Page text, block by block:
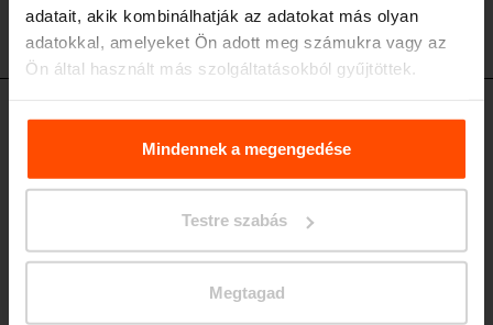
adatait, akik kombinálhatják az adatokat más olyan
adatokkal, amelyeket Ön adott meg számukra vagy az
Ön által használt más szolgáltatásokból gyűjtöttek.
További információért kérjük, látogasson el aPrinciples
Relating to the Processing. Personal Data
Mindennek a megengedése
Testre szabás
Megtagad
SE350
SEE100
Világító forgalomterelő oszlop
acélszerkezet, LED világítás